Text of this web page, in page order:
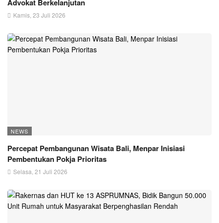
Advokat Berkelanjutan
Kamis, 23 Juli 2026
NEWS
Percepat Pembangunan Wisata Bali, Menpar Inisiasi
Pembentukan Pokja Prioritas
Selasa, 21 Juli 2026